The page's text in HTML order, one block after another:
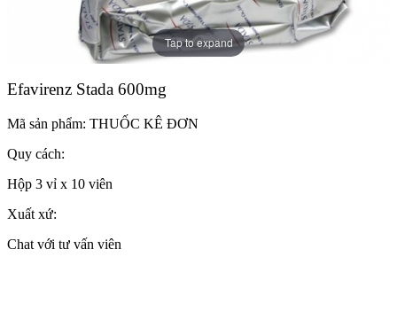
Tap to expand
Efavirenz Stada 600mg
Mã sản phẩm: THUỐC KÊ ĐƠN
Quy cách:
Hộp 3 vỉ x 10 viên
Xuất xứ:
Chat với tư vấn viên